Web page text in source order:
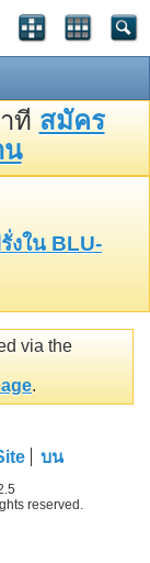
ที สมัคร
น
งใน BLU-
via the
.
บน
reserved.